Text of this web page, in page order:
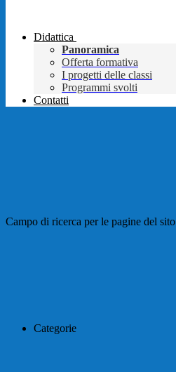
Didattica
Panoramica
Offerta formativa
I progetti delle classi
Programmi svolti
Contatti
Campo di ricerca per le pagine del sito
Categorie